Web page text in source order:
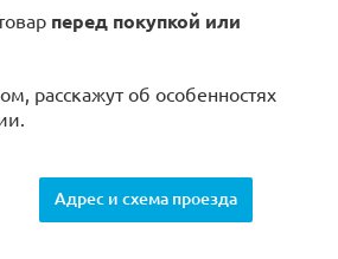
перед покупкой или
расскажут об особенностях
Адрес и схема проезда